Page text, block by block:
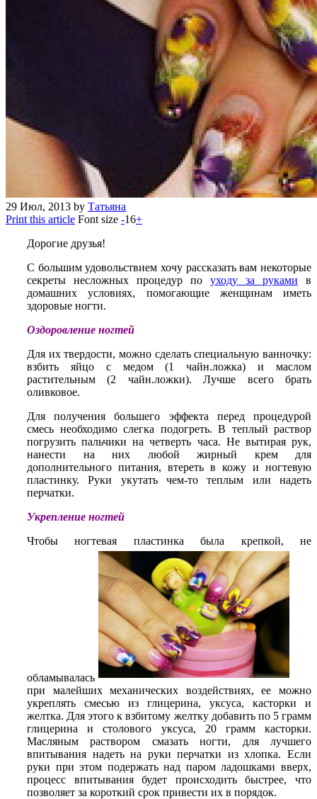
29 Июл, 2013 by Татьяна
Print this article Font size -16+
Дорогие друзья!
С большим удовольствием хочу рассказать вам некоторые
секреты несложных процедур по уходу за руками в
домашних условиях, помогающие женщинам иметь
здоровые ногти.
Оздоровление ногтей
Для их твердости, можно сделать специальную ванночку:
взбить яйцо с медом (1 чайн.ложка) и маслом
растительным (2 чайн.ложки). Лучше всего брать
оливковое.
Для получения большего эффекта перед процедурой
смесь необходимо слегка подогреть. В теплый раствор
погрузить пальчики на четверть часа. Не вытирая рук,
нанести на них любой жирный крем для
дополнительного питания, втереть в кожу и ногтевую
пластинку. Руки укутать чем-то теплым или надеть
перчатки.
Укрепление ногтей
Чтобы ногтевая пластинка была крепкой, не
обламывалась
при малейших механических воздействиях, ее можно
укреплять смесью из глицерина, уксуса, касторки и
желтка. Для этого к взбитому желтку добавить по 5 грамм
глицерина и столового уксуса, 20 грамм касторки.
Масляным раствором смазать ногти, для лучшего
впитывания надеть на руки перчатки из хлопка. Если
руки при этом подержать над паром ладошками вверх,
процесс впитывания будет происходить быстрее, что
позволяет за короткий срок привести их в порядок.